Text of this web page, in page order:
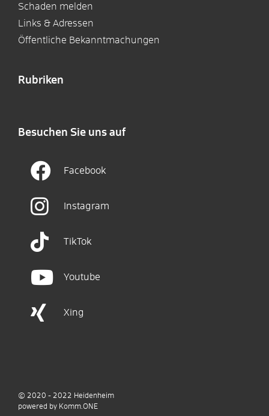
Schaden melden
Links & Adressen
Öffentliche Bekanntmachungen
Rubriken
Besuchen Sie uns auf
Facebook
Instagram
TikTok
Youtube
Xing
© 2020 - 2022 Heidenheim
powered by Komm.ONE